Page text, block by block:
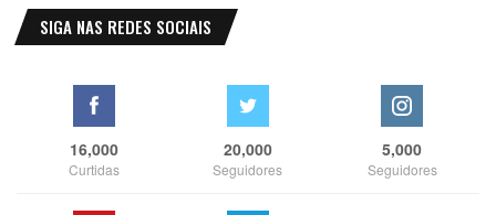
SIGA NAS REDES SOCIAIS
16,000
Curtidas
20,000
Seguidores
5,000
Seguidores